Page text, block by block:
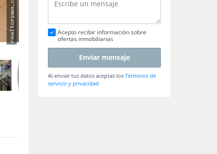
Acepto recibir información sobre
ofertas inmobiliarias
Enviar mensaje
Al enviar tus datos aceptas los Términos de
servicio y privacidad